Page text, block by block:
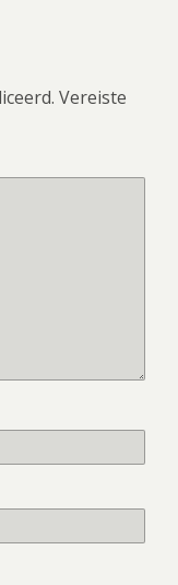
Vereiste